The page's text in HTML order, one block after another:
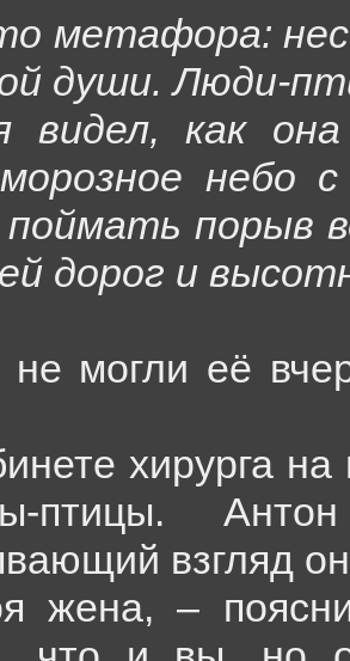
метафора:
души. Люди-
видел, как
небо
поймать порыв
дорог и
могли её
хирурга
птицы.
взгляд
жена, –